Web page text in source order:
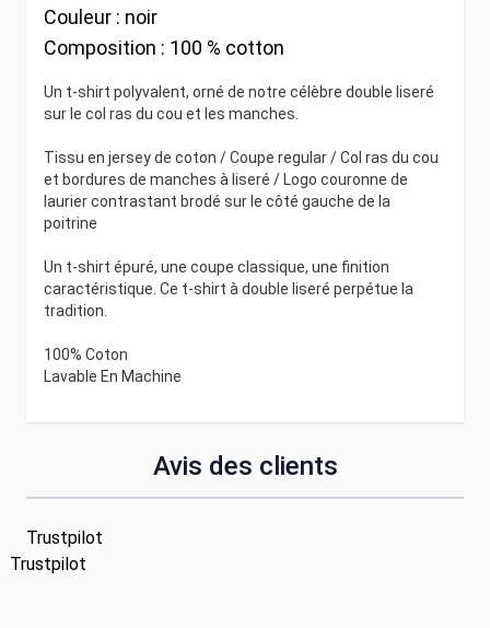
Couleur : noir
Composition : 100 % cotton
Un t-shirt polyvalent, orné de notre célèbre double liseré
sur le col ras du cou et les manches.
Tissu en jersey de coton / Coupe regular / Col ras du cou
et bordures de manches à liseré / Logo couronne de
laurier contrastant brodé sur le côté gauche de la
poitrine
Un t-shirt épuré, une coupe classique, une finition
caractéristique. Ce t-shirt à double liseré perpétue la
tradition.
100% Coton
Lavable En Machine
Avis des clients
Trustpilot
Trustpilot